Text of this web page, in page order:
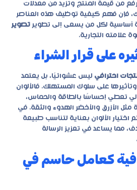
من قيمة المنتج وتزيد من معدلات
فإن فهم كيفية توظيف هذه العناصر
أساسية لكل من يسعى إلى تطوير تصوير
علامته التجارية.
على قرار الشراء
احترافي ليس عشوائيًا، بل يعتمد
على سلوك المستهلك. فالألوان
تعطي إحساسًا بالطاقة والحماس،
مثل الأزرق والأخضر الهدوء والثقة. في
اختيار الألوان بعناية لتناسب طبيعة
مما يساعد في تعزيز الرسالة
كعامل حاسم في